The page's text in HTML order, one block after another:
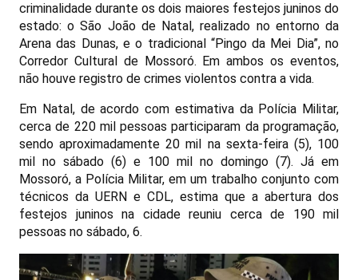
criminalidade durante os dois maiores festejos juninos do
estado: o São João de Natal, realizado no entorno da
Arena das Dunas, e o tradicional “Pingo da Mei Dia”, no
Corredor Cultural de Mossoró. Em ambos os eventos,
não houve registro de crimes violentos contra a vida.
Em Natal, de acordo com estimativa da Polícia Militar,
cerca de 220 mil pessoas participaram da programação,
sendo aproximadamente 20 mil na sexta-feira (5), 100
mil no sábado (6) e 100 mil no domingo (7). Já em
Mossoró, a Polícia Militar, em um trabalho conjunto com
técnicos da UERN e CDL, estima que a abertura dos
festejos juninos na cidade reuniu cerca de 190 mil
pessoas no sábado, 6.